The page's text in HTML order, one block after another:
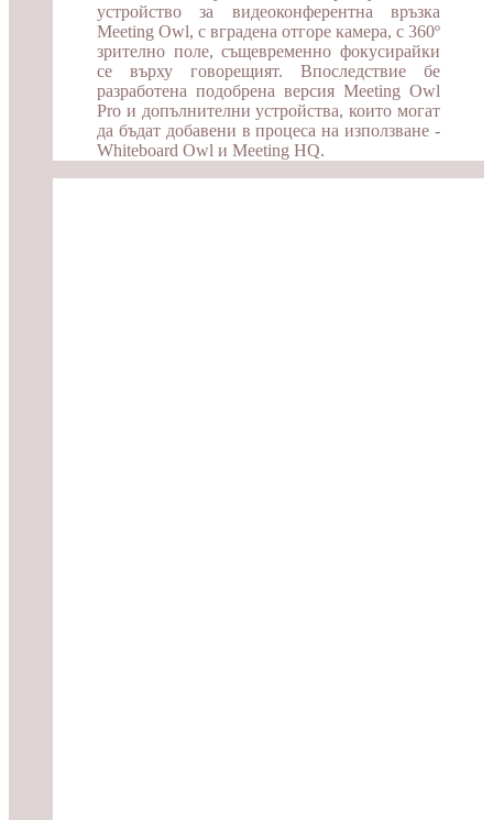
устройство за видеоконферентна връзка
Meeting Owl, с вградена отгоре камера, с 360º
зрително поле, същевременно фокусирайки
се върху говорещият. Впоследствие бе
разработена подобрена версия Meeting Owl
Pro и допълнителни устройства, които могат
да бъдат добавени в процеса на използване -
Whiteboard Owl и Meeting HQ.